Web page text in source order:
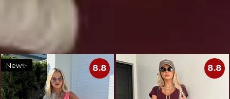
Você também deve gostar
New✨ 8.8 8.8